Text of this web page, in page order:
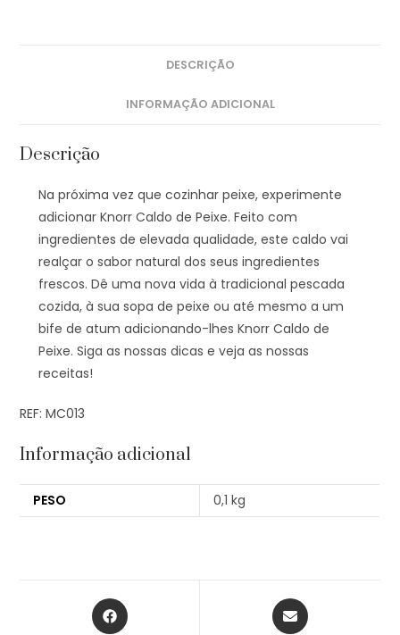
DESCRIÇÃO
INFORMAÇÃO ADICIONAL
Descrição
Na próxima vez que cozinhar peixe, experimente
adicionar Knorr Caldo de Peixe. Feito com
ingredientes de elevada qualidade, este caldo vai
realçar o sabor natural dos seus ingredientes
frescos. Dê uma nova vida à tradicional pescada
cozida, à sua sopa de peixe ou até mesmo a um
bife de atum adicionando-lhes Knorr Caldo de
Peixe. Siga as nossas dicas e veja as nossas
receitas!
REF: MC013
Informação adicional
PESO 0,1 kg